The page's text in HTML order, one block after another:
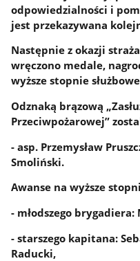
odpowiedzialności i
jest przekazywana
Następnie z okazji
wręczono medale,
wyższe stopnie
Odznaką brązową
Przeciwpożarowej”
- asp. Przemysław
Smoliński.
Awanse na wyższe
- młodszego brygadiera:
- starszego kapitana:
Raducki,